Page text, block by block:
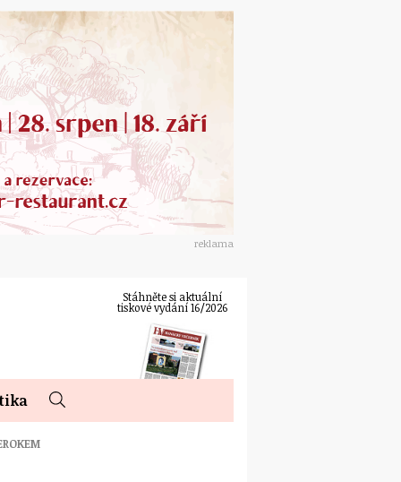
reklama
Stáhněte si aktuální
tiskové vydání 16/2026